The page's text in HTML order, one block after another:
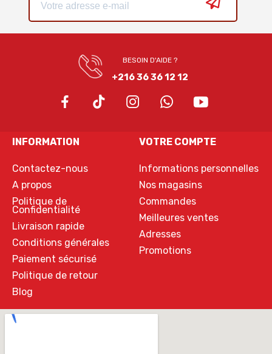
BESOIN D'AIDE ?
+216 36 36 12 12
INFORMATION
Contactez-nous
A propos
Politique de
Confidentialité
Livraison rapide
Conditions générales
Paiement sécurisé
Politique de retour
Blog
VOTRE COMPTE
Informations personnelles
Nos magasins
Commandes
Meilleures ventes
Adresses
Promotions